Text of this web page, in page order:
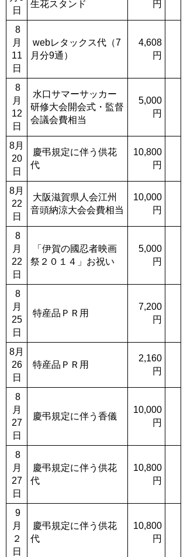
日
生花スタンド 円
8
月
11
日
webレタックス代（7
月分9通）
4,608
円
8
月
12
日
水口サマーサッカー
研修大会開会式・監督
会議会費相当
5,000
円
8月
20
日
慶弔規定に伴う供花
代
10,800
円
8月
22
日
大阪滋賀県人会江州
音頭納涼大会会費相当
10,000
円
8
月
22
日
「伊賀の國忍者映画
祭２０１４」お祝い
5,000
円
8
月
25
日
特産品ＰＲ用
7,200
円
8月
26
日
特産品ＰＲ用
2,160
円
8
月
27
日
慶弔規定に伴う香儀
10,000
円
8
月
27
日
慶弔規定に伴う供花
代
10,800
円
9
月
２
日
慶弔規定に伴う供花
代
10,800
円